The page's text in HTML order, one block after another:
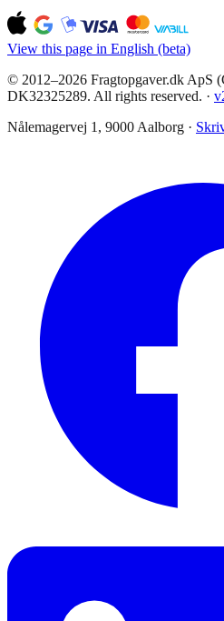
View this page in English (beta)
© 2012–2026 Fragtopgaver.dk ApS
DK32325289. All rights reserved. · v
Nålemagervej 1, 9000 Aalborg ·